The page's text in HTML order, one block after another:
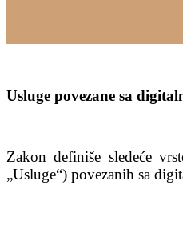
Usluge povezane sa
Zakon definiše sledeće
„Usluge“) povezanih sa